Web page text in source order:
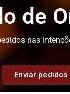
de
nas
Enviar pedidos